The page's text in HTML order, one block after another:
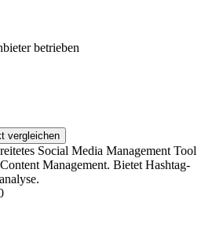
betrieben
vergleichen
Social Media Management Tool
Management. Bietet Hashtag-